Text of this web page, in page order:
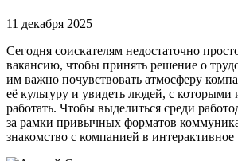
11 декабря 2025
Сегодня соискателям недостаточно
вакансию, чтобы принять решение о
им важно почувствовать атмосферу
её культуру и увидеть людей, с которыми
работать. Чтобы выделиться среди
за рамки привычных форматов
знакомство с компанией в интерактивное